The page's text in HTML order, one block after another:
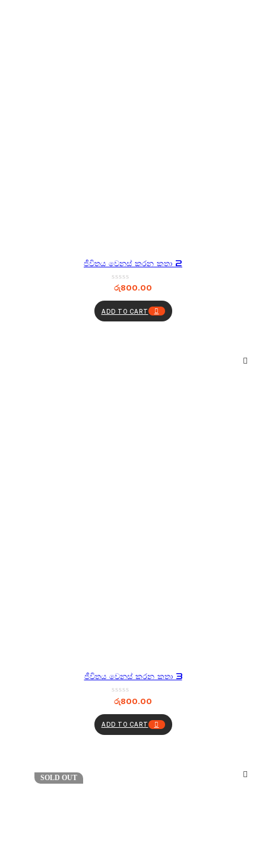
ජීවිතය වෙනස් කරන කතා 2
රු800.00
ADD TO CART
ජීවිතය වෙනස් කරන කතා 3
රු800.00
ADD TO CART
SOLD OUT